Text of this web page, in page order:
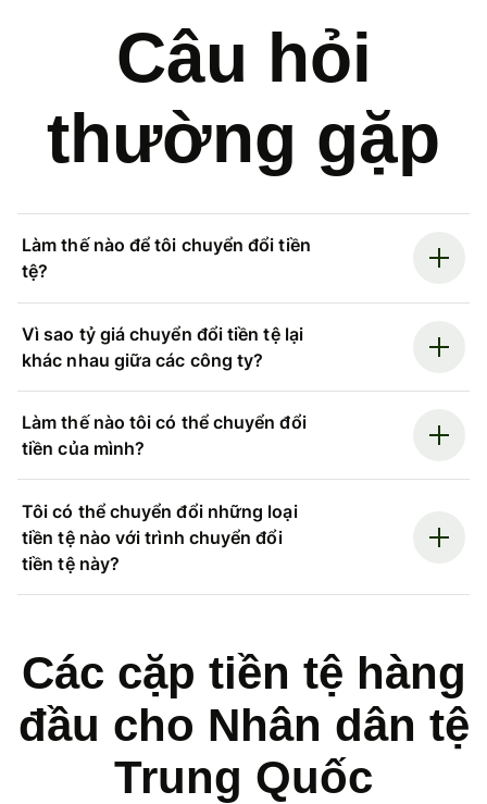
Câu hỏi
thường gặp
Làm thế nào để tôi chuyển đổi tiền
tệ?
Vì sao tỷ giá chuyển đổi tiền tệ lại
khác nhau giữa các công ty?
Làm thế nào tôi có thể chuyển đổi
tiền của mình?
Tôi có thể chuyển đổi những loại
tiền tệ nào với trình chuyển đổi
tiền tệ này?
Các cặp tiền tệ hàng
đầu cho Nhân dân tệ
Trung Quốc